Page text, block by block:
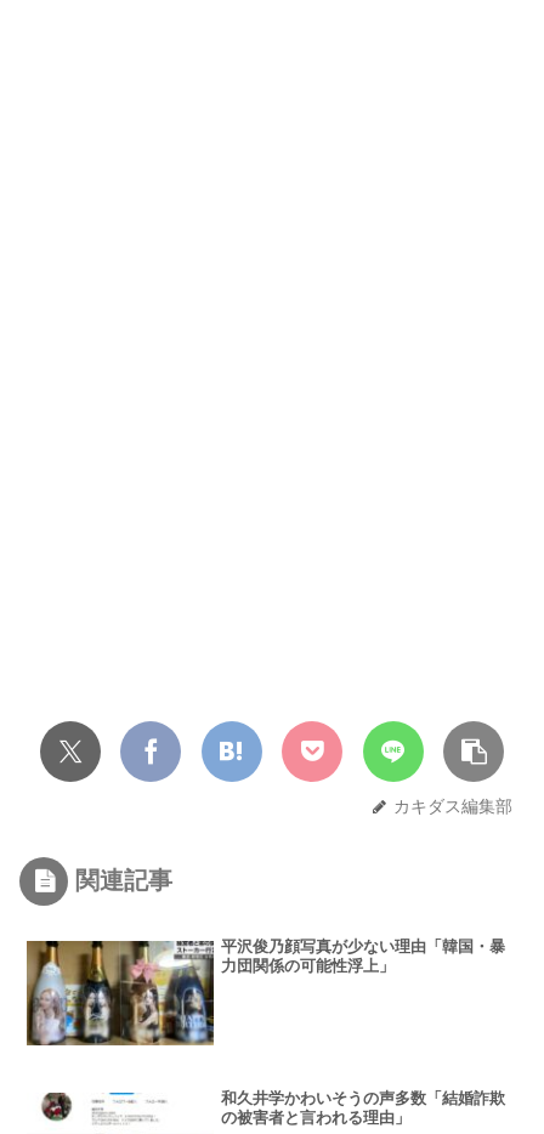
カキダス編集部
関連記事
平沢俊乃顔写真が少ない理由「韓国・暴
力団関係の可能性浮上」
和久井学かわいそうの声多数「結婚詐欺
の被害者と言われる理由」